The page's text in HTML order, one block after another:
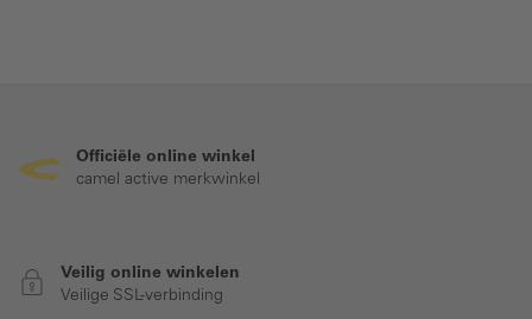
Officiële online winkel
camel active merkwinkel
Veilig online winkelen
Veilige SSL-verbinding